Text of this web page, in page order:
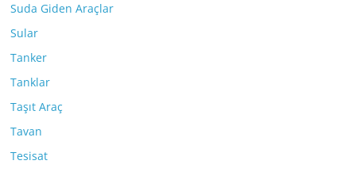
Suda Giden Araçlar
Sular
Tanker
Tanklar
Taşıt Araç
Tavan
Tesisat